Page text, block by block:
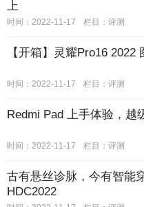
上
时间：2022-11-17 栏目：评测
【开箱】灵耀Pro16 2022
时间：2022-11-17 栏目：评测
Redmi Pad 上手体验，越
时间：2022-11-17 栏目：评测
古有悬丝诊脉，今有智能
HDC2022